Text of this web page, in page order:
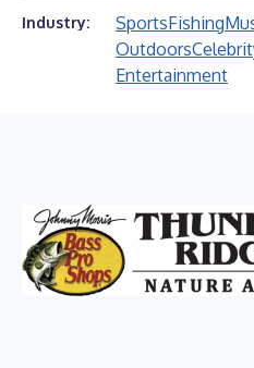
Industry: SportsFishing
Outdoors
Entertainment